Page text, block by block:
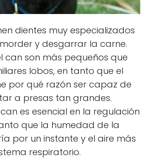
dientes muy especializados
y desgarrar la carne.
can son más pequeños que
lobos, en tanto que el
por qué razón ser capaz de
a presas tan grandes.
es esencial en la regulación
que la humedad de la
por un instante y el aire más
respiratorio.